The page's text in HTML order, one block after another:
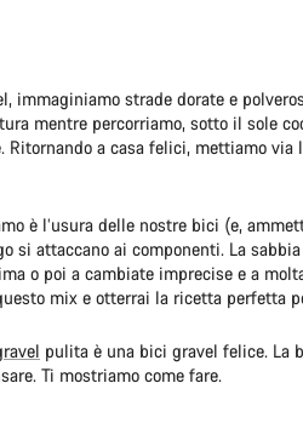
immaginiamo strade dorate e
mentre percorriamo, sotto il sole
Ritornando a casa felici, mettiamo via
è l’usura delle nostre bici (e,
si attaccano ai componenti. La
o poi a cambiate imprecise e a
mix e otterrai la ricetta perfetta
pulita è una bici gravel felice. La
Ti mostriamo come fare.